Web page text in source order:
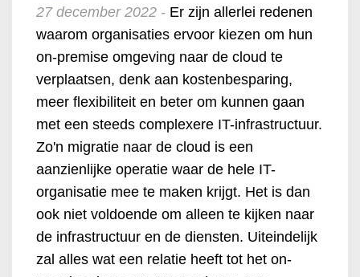
27 december 2022 - Er zijn allerlei redenen
waarom organisaties ervoor kiezen om hun
on-premise omgeving naar de cloud te
verplaatsen, denk aan kostenbesparing,
meer flexibiliteit en beter om kunnen gaan
met een steeds complexere IT-infrastructuur.
Zo'n migratie naar de cloud is een
aanzienlijke operatie waar de hele IT-
organisatie mee te maken krijgt. Het is dan
ook niet voldoende om alleen te kijken naar
de infrastructuur en de diensten. Uiteindelijk
zal alles wat een relatie heeft tot het on-